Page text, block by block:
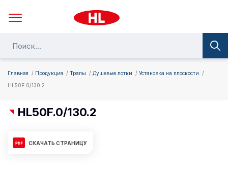
Главная Продукция Трапы Душевые лотки
Установка на плоскости
HL50F.0/130.2
HL50F.0/130.2
СКАЧАТЬ СТРАНИЦУ